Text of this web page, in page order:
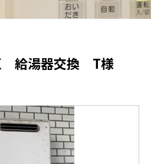
給湯器交換 T様